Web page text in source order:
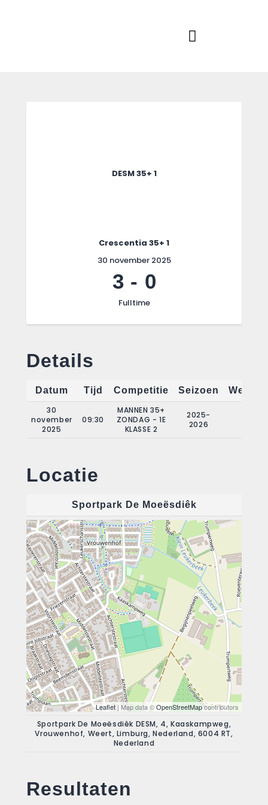
DESM 35+ 1
Crescentia 35+ 1
30 november 2025
3- 0
Fulltime
Details
Datum Tijd Competitie Seizoen
30
november
2025
09:30
MANNEN 35+
ZONDAG - 1E
KLASSE 2
2025-
2026
Locatie
Sportpark De Moeësdiêk
Leaflet | Map data ©OpenStreetMapcontributors
Sportpark De Moeësdiêk DESM, 4, Kaaskampweg,
Vrouwenhof, Weert, Limburg, Nederland, 6004 RT,
Nederland
Resultaten